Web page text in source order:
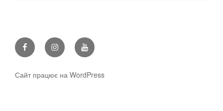
FacebookInstagramYoutube
Сайт працює на WordPress